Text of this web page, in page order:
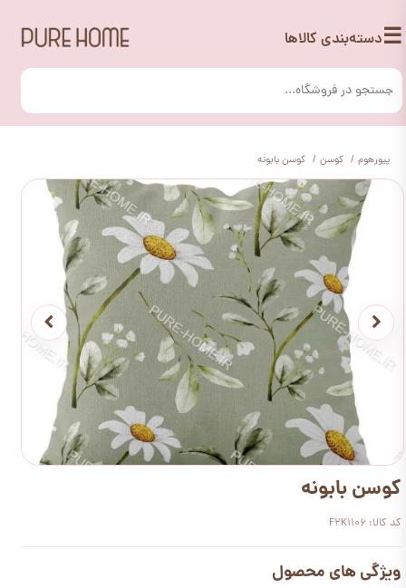
☰دسته‌بندی کالاها
پیورهوم کوسن کوسن بابونه
کوسن بابونه
کد کالا: F2K1106
ویژگی های محصول